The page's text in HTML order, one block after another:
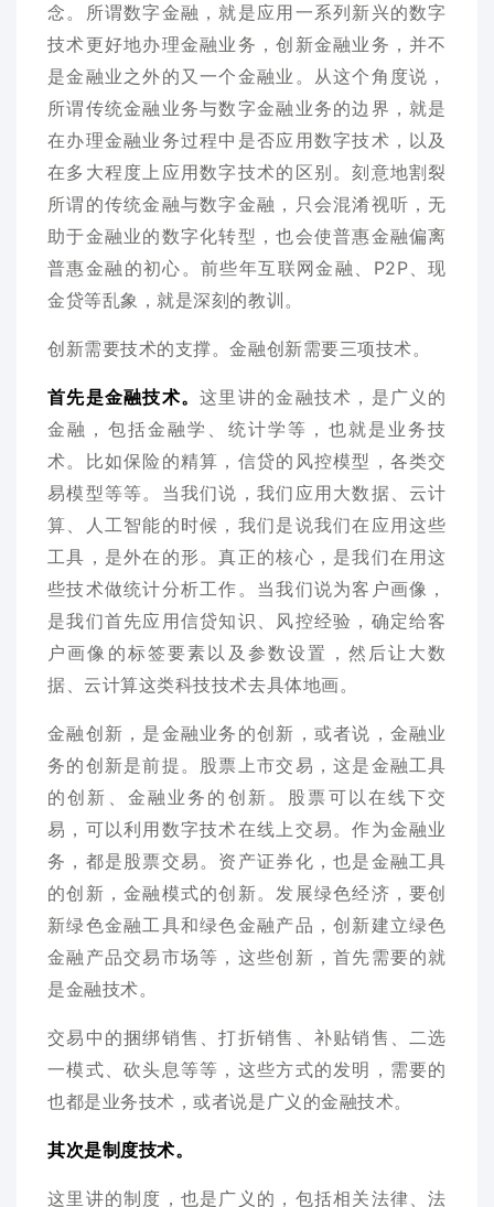
念。所谓数字金融，就是应用一系列新兴的数字
技术更好地办理金融业务，创新金融业务，并不
是金融业之外的又一个金融业。从这个角度说，
所谓传统金融业务与数字金融业务的边界，就是
在办理金融业务过程中是否应用数字技术，以及
在多大程度上应用数字技术的区别。刻意地割裂
所谓的传统金融与数字金融，只会混淆视听，无
助于金融业的数字化转型，也会使普惠金融偏离
普惠金融的初心。前些年互联网金融、P2P、现
金贷等乱象，就是深刻的教训。
创新需要技术的支撑。金融创新需要三项技术。
首先是金融技术。这里讲的金融技术，是广义的
金融，包括金融学、统计学等，也就是业务技
术。比如保险的精算，信贷的风控模型，各类交
易模型等等。当我们说，我们应用大数据、云计
算、人工智能的时候，我们是说我们在应用这些
工具，是外在的形。真正的核心，是我们在用这
些技术做统计分析工作。当我们说为客户画像，
是我们首先应用信贷知识、风控经验，确定给客
户画像的标签要素以及参数设置，然后让大数
据、云计算这类科技技术去具体地画。
金融创新，是金融业务的创新，或者说，金融业
务的创新是前提。股票上市交易，这是金融工具
的创新、金融业务的创新。股票可以在线下交
易，可以利用数字技术在线上交易。作为金融业
务，都是股票交易。资产证券化，也是金融工具
的创新，金融模式的创新。发展绿色经济，要创
新绿色金融工具和绿色金融产品，创新建立绿色
金融产品交易市场等，这些创新，首先需要的就
是金融技术。
交易中的捆绑销售、打折销售、补贴销售、二选
一模式、砍头息等等，这些方式的发明，需要的
也都是业务技术，或者说是广义的金融技术。
其次是制度技术。
这里讲的制度，也是广义的，包括相关法律、法